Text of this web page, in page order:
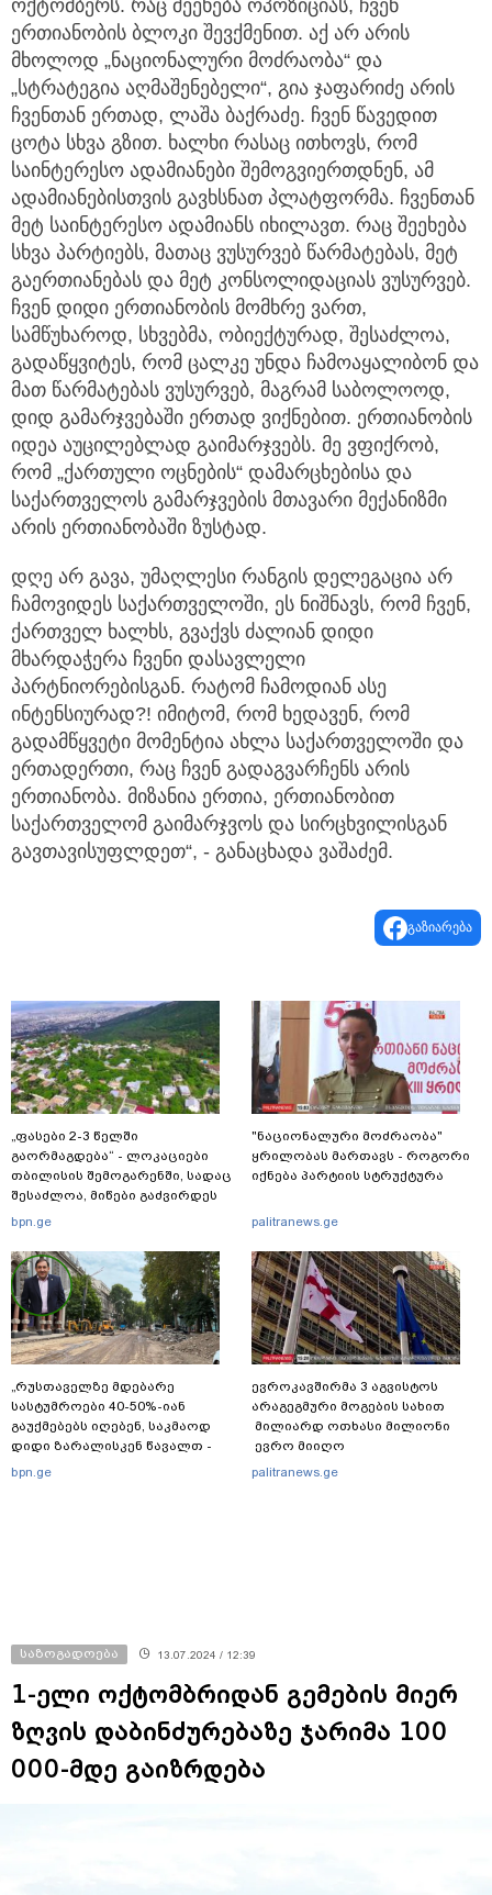
ოქტომბერს. რაც შეეხება ოპოზიციას, ჩვენ
ერთიანობის ბლოკი შევქმენით. აქ არ არის
მხოლოდ „ნაციონალური მოძრაობა“ და
„სტრატეგია აღმაშენებელი“, გია ჯაფარიძე არის
ჩვენთან ერთად, ლაშა ბაქრაძე. ჩვენ წავედით
ცოტა სხვა გზით. ხალხი რასაც ითხოვს, რომ
საინტერესო ადამიანები შემოგვიერთდნენ, ამ
ადამიანებისთვის გავხსნათ პლატფორმა. ჩვენთან
მეტ საინტერესო ადამიანს იხილავთ. რაც შეეხება
სხვა პარტიებს, მათაც ვუსურვებ წარმატებას, მეტ
გაერთიანებას და მეტ კონსოლიდაციას ვუსურვებ.
ჩვენ დიდი ერთიანობის მომხრე ვართ,
სამწუხაროდ, სხვებმა, ობიექტურად, შესაძლოა,
გადაწყვიტეს, რომ ცალკე უნდა ჩამოაყალიბონ და
მათ წარმატებას ვუსურვებ, მაგრამ საბოლოოდ,
დიდ გამარჯვებაში ერთად ვიქნებით. ერთიანობის
იდეა აუცილებლად გაიმარჯვებს. მე ვფიქრობ,
რომ „ქართული ოცნების“ დამარცხებისა და
საქართველოს გამარჯვების მთავარი მექანიზმი
არის ერთიანობაში ზუსტად.
დღე არ გავა, უმაღლესი რანგის დელეგაცია არ
ჩამოვიდეს საქართველოში, ეს ნიშნავს, რომ ჩვენ,
ქართველ ხალხს, გვაქვს ძალიან დიდი
მხარდაჭერა ჩვენი დასავლელი
პარტნიორებისგან. რატომ ჩამოდიან ასე
ინტენსიურად?! იმიტომ, რომ ხედავენ, რომ
გადამწყვეტი მომენტია ახლა საქართველოში და
ერთადერთი, რაც ჩვენ გადაგვარჩენს არის
ერთიანობა. მიზანია ერთია, ერთიანობით
საქართველომ გაიმარჯვოს და სირცხვილისგან
გავთავისუფლდეთ“, - განაცხადა ვაშაძემ.
გაზიარება
„ფასები 2-3 წელში
გაორმაგდება“ - ლოკაციები
თბილისის შემოგარენში, სადაც
შესაძლოა, მიწები გაძვირდეს
bpn.ge
„რუსთაველზე მდებარე
სასტუმროები 40-50%-იან
გაუქმებებს იღებენ, საკმაოდ
დიდი ზარალისკენ წავალთ -
მეგონა, ვიღაც მოიფიქრებდა
bpn.ge
"ნაციონალური მოძრაობა"
ყრილობას მართავს - როგორი
იქნება პარტიის სტრუქტურა
palitranews.ge
ევროკავშირმა 3 აგვისტოს
არაგეგმური მოგების სახით
მილიარდ ოთხასი მილიონი
ევრო მიიღო
palitranews.ge
საზოგადოება 13.07.2024 / 12:39
1-ელი ოქტომბრიდან გემების მიერ
ზღვის დაბინძურებაზე ჯარიმა 100
000-მდე გაიზრდება